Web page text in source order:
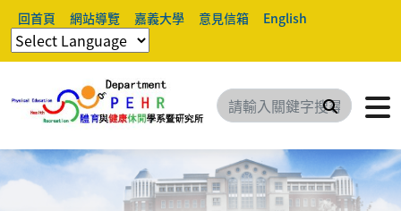
回首頁 網站導覽 嘉義大學 意見信箱 English
搜尋